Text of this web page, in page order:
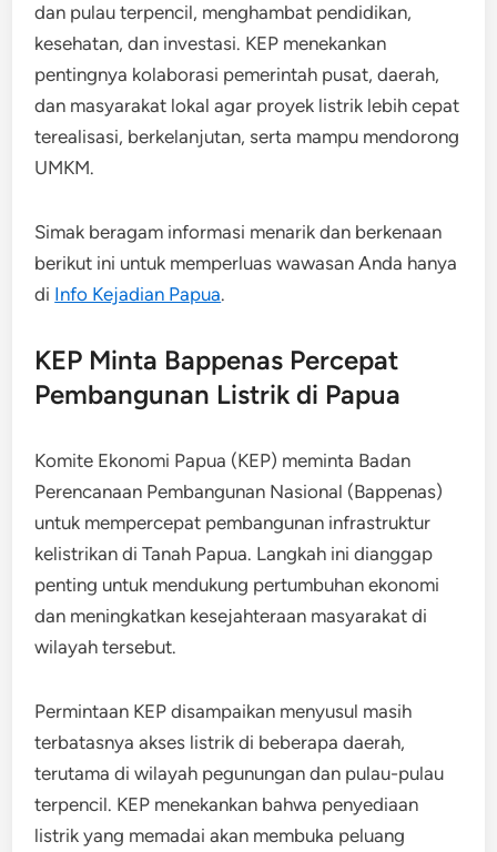
dan pulau terpencil, menghambat pendidikan,
kesehatan, dan investasi. KEP menekankan
pentingnya kolaborasi pemerintah pusat, daerah,
dan masyarakat lokal agar proyek listrik lebih cepat
terealisasi, berkelanjutan, serta mampu mendorong
UMKM.
Simak beragam informasi menarik dan berkenaan
berikut ini untuk memperluas wawasan Anda hanya
di Info Kejadian Papua.
KEP Minta Bappenas Percepat
Pembangunan Listrik di Papua
Komite Ekonomi Papua (KEP) meminta Badan
Perencanaan Pembangunan Nasional (Bappenas)
untuk mempercepat pembangunan infrastruktur
kelistrikan di Tanah Papua. Langkah ini dianggap
penting untuk mendukung pertumbuhan ekonomi
dan meningkatkan kesejahteraan masyarakat di
wilayah tersebut.
Permintaan KEP disampaikan menyusul masih
terbatasnya akses listrik di beberapa daerah,
terutama di wilayah pegunungan dan pulau-pulau
terpencil. KEP menekankan bahwa penyediaan
listrik yang memadai akan membuka peluang